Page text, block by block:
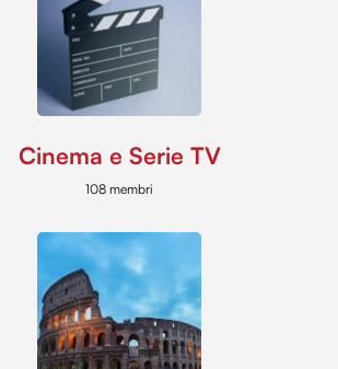
Cinema e Serie TV
108 membri